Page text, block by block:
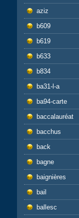
aziz
b609
b619
b633
b834
ba31-l-a
ba94-carte
baccalauréat
bacchus
back
bagne
baignières
bail
ballesc